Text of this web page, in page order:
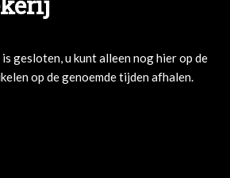
gesloten, u kunt alleen nog hier op de
op de genoemde tijden afhalen.